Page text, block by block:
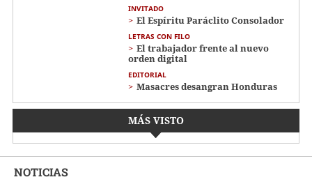
INVITADO
El Espíritu Paráclito Consolador
LETRAS CON FILO
El trabajador frente al nuevo
orden digital
EDITORIAL
Masacres desangran Honduras
MÁS VISTO
NOTICIAS